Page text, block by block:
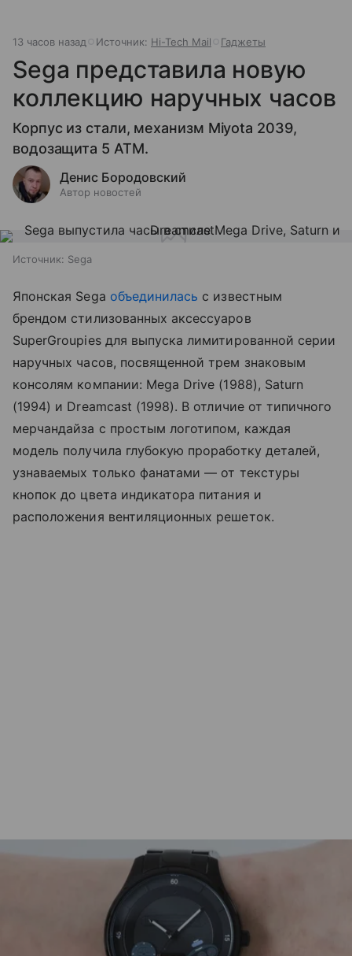
13 часов назад Источник: Hi-Tech Mail Гаджеты
Sega представила новую
коллекцию наручных часов
Корпус из стали, механизм Miyota 2039,
водозащита 5 ATM.
Денис Бородовский
Автор новостей
Источник: Sega
Японская Sega объединилась с известным
брендом стилизованных аксессуаров
SuperGroupies для выпуска лимитированной серии
наручных часов, посвященной трем знаковым
консолям компании: Mega Drive (1988), Saturn
(1994) и Dreamcast (1998). В отличие от типичного
мерчандайза с простым логотипом, каждая
модель получила глубокую проработку деталей,
узнаваемых только фанатами — от текстуры
кнопок до цвета индикатора питания и
расположения вентиляционных решеток.